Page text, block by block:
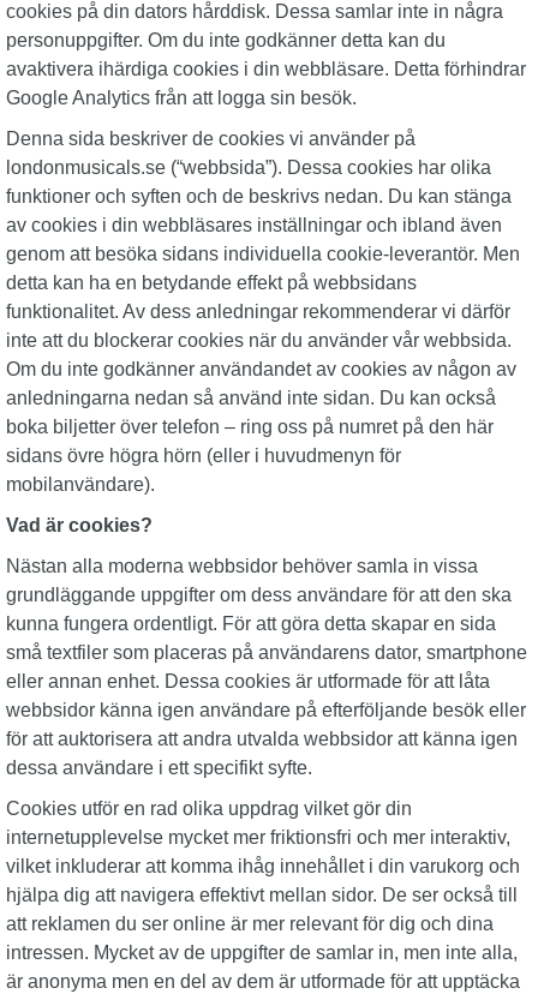
cookies på din dators hårddisk. Dessa samlar inte in några
personuppgifter. Om du inte godkänner detta kan du
avaktivera ihärdiga cookies i din webbläsare. Detta förhindrar
Google Analytics från att logga sin besök.
Denna sida beskriver de cookies vi använder på
londonmusicals.se (“webbsida”). Dessa cookies har olika
funktioner och syften och de beskrivs nedan. Du kan stänga
av cookies i din webbläsares inställningar och ibland även
genom att besöka sidans individuella cookie-leverantör. Men
detta kan ha en betydande effekt på webbsidans
funktionalitet. Av dess anledningar rekommenderar vi därför
inte att du blockerar cookies när du använder vår webbsida.
Om du inte godkänner användandet av cookies av någon av
anledningarna nedan så använd inte sidan. Du kan också
boka biljetter över telefon – ring oss på numret på den här
sidans övre högra hörn (eller i huvudmenyn för
mobilanvändare).
Vad är cookies?
Nästan alla moderna webbsidor behöver samla in vissa
grundläggande uppgifter om dess användare för att den ska
kunna fungera ordentligt. För att göra detta skapar en sida
små textfiler som placeras på användarens dator, smartphone
eller annan enhet. Dessa cookies är utformade för att låta
webbsidor känna igen användare på efterföljande besök eller
för att auktorisera att andra utvalda webbsidor att känna igen
dessa användare i ett specifikt syfte.
Cookies utför en rad olika uppdrag vilket gör din
internetupplevelse mycket mer friktionsfri och mer interaktiv,
vilket inkluderar att komma ihåg innehållet i din varukorg och
hjälpa dig att navigera effektivt mellan sidor. De ser också till
att reklamen du ser online är mer relevant för dig och dina
intressen. Mycket av de uppgifter de samlar in, men inte alla,
är anonyma men en del av dem är utformade för att upptäcka